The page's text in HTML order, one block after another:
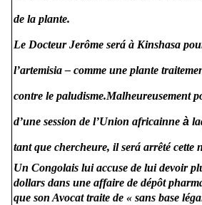
de la plante.
Le Docteur Jerôme será à Kinshasa
l’artemisia – comme une plante
contre le paludisme.Malheureusement
d’une session de l’Union africainne à
tant que chercheure, il será arrêté cette
Un Congolais lui accuse de lui devoir
dollars dans une affaire de dépôt
que son Avocat traite de « sans base